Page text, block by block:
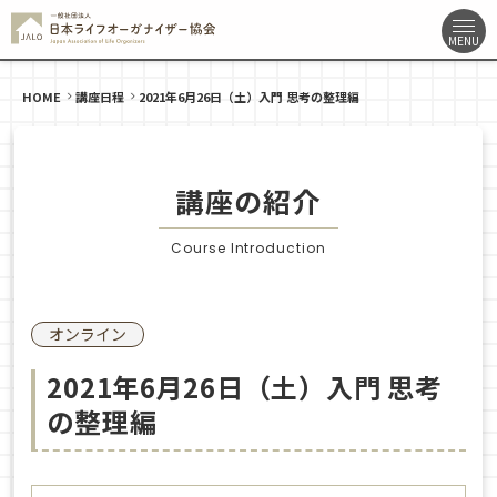
HOME 講座日程 2021年6月26日（土）入門 思考の整理編
講座の紹介
Course Introduction
オンライン
2021年6月26日（土）入門 思考
の整理編